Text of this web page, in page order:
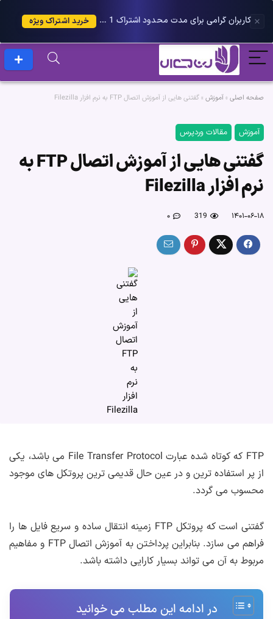
کاربران گرامی برای مدت محدود اشتراک 1 ساله پلاس را می توانید با 25 درصد تخفیف دریافت کنید. خرید اشتراک ویژه
صفحه اصلی »آموزش »گفتنی هایی از آموزش اتصال FTP به نرم افزار Filezilla
آموزش مقالات وردپرس
گفتنی هایی از آموزش اتصال FTP به
نرم افزار Filezilla
۱۴۰۱-۰۶-۱۸ 319 ۰
FTP که کوتاه شده عبارت File Transfer Protocol می باشد، یکی
از پر استفاده ترین و در عین حال قدیمی ترین پروتکل های موجود
محسوب می گردد.
گفتنی است که پروتکل FTP زمینه انتقال ساده و سریع فایل ها را
فراهم می سازد. بنابراین پرداختن به آموزش اتصال FTP و مفاهیم
مربوط به آن می تواند بسیار کارایی داشته باشد.
در ادامه این مطلب می خوانید